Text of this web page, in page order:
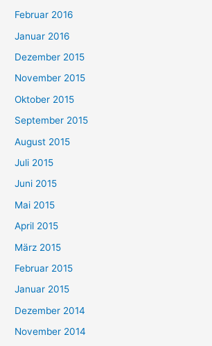
Februar 2016
Januar 2016
Dezember 2015
November 2015
Oktober 2015
September 2015
August 2015
Juli 2015
Juni 2015
Mai 2015
April 2015
März 2015
Februar 2015
Januar 2015
Dezember 2014
November 2014